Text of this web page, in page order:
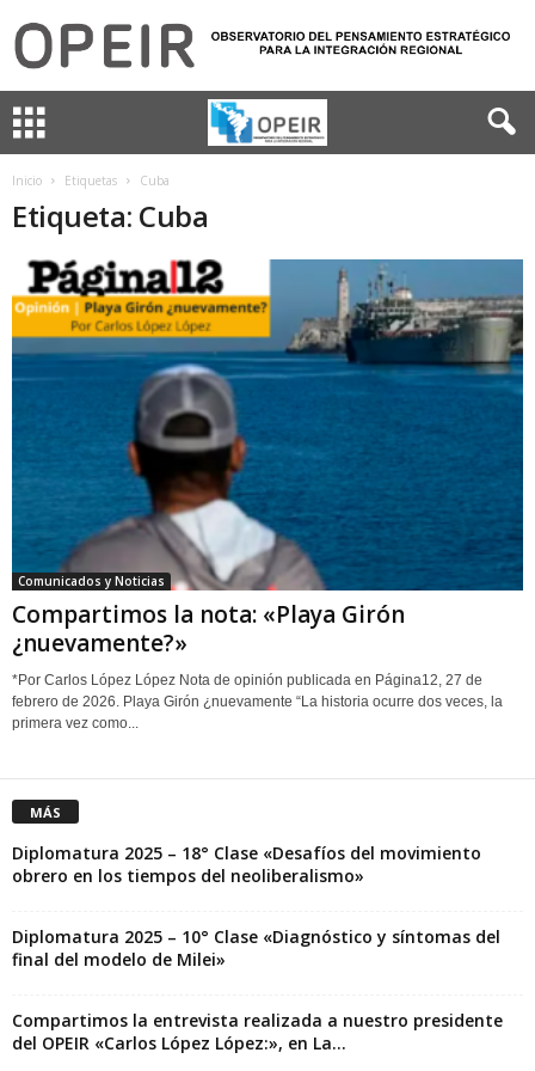
Inicio Etiquetas Cuba
Etiqueta: Cuba
Comunicados y Noticias
Compartimos la nota: «Playa Girón
¿nuevamente?»
*Por Carlos López López Nota de opinión publicada en Página12, 27 de
febrero de 2026. Playa Girón ¿nuevamente “La historia ocurre dos veces, la
primera vez como...
MÁS
Diplomatura 2025 – 18° Clase «Desafíos del movimiento
obrero en los tiempos del neoliberalismo»
Diplomatura 2025 – 10° Clase «Diagnóstico y síntomas del
final del modelo de Milei»
Compartimos la entrevista realizada a nuestro presidente
del OPEIR «Carlos López López:», en La...